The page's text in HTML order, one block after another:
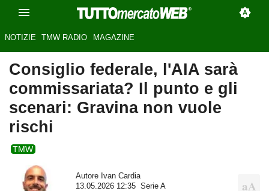
NOTIZIE TMW RADIO MAGAZINE
Consiglio federale, l'AIA sarà
commissariata? Il punto e gli
scenari: Gravina non vuole
rischi
TMW
Autore Ivan Cardia
13.05.2026 12:35
Serie A